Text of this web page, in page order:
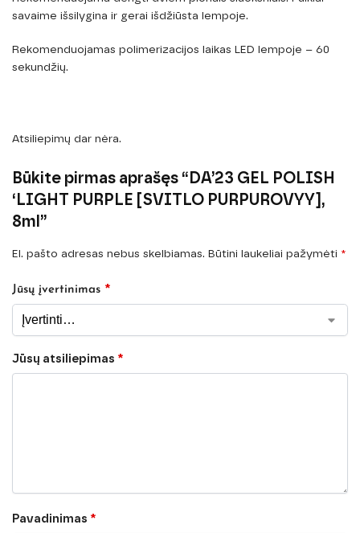
savaime išsilygina ir gerai išdžiūsta lempoje.
Rekomenduojamas polimerizacijos laikas LED lempoje – 60
sekundžių.
Atsiliepimų dar nėra.
Būkite pirmas aprašęs “DA’23 GEL POLISH
‘LIGHT PURPLE [SVITLO PURPUROVYY],
8ml”
El. pašto adresas nebus skelbiamas. Būtini laukeliai pažymėti *
Jūsų įvertinimas *
Jūsų atsiliepimas *
Pavadinimas *